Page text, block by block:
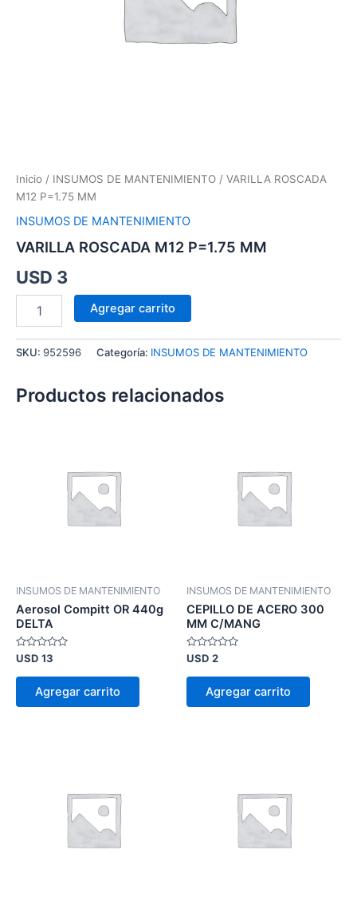
Inicio / INSUMOS DE MANTENIMIENTO / VARILLA ROSCADA
M12 P=1.75 MM
INSUMOS DE MANTENIMIENTO
VARILLA ROSCADA M12 P=1.75 MM
USD 3
Agregar carrito
SKU: 952596 Categoría: INSUMOS DE MANTENIMIENTO
Productos relacionados
INSUMOS DE MANTENIMIENTO
Aerosol Compitt OR 440g
DELTA
Valorado
0
USD 13
Agregar carrito
INSUMOS DE MANTENIMIENTO
CEPILLO DE ACERO 300
MM C/MANG
Valorado
0
USD 2
Agregar carrito